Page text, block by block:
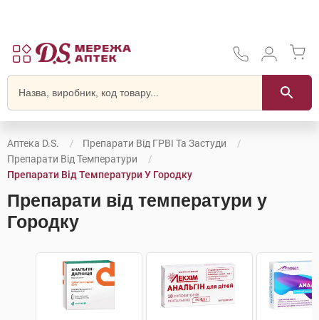
Аптека D.S.
Препарати Від ГРВІ Та Застуди
Препарати Від Температури
Препарати Від Температури У Городку
Препарати від температури у
Городку